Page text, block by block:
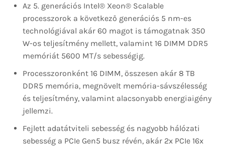
Az 5. generációs Intel® Xeon® Scalable
processzorok a következő generációs 5 nm-es
technológiával akár 60 magot is támogatnak 350
W-os teljesítmény mellett, valamint 16 DIMM DDR5
memóriát 5600 MT/s sebességig.
Processzoronként 16 DIMM, összesen akár 8 TB
DDR5 memória, megnövelt memória-sávszélesség
és teljesítmény, valamint alacsonyabb energiaigény
jellemzi.
Fejlett adatátviteli sebesség és nagyobb hálózati
sebesség a PCIe Gen5 busz révén, akár 2x PCIe 16x